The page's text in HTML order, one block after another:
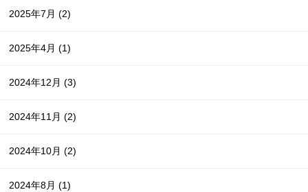
2025年7月(2)
2025年4月(1)
2024年12月(3)
2024年11月(2)
2024年10月(2)
2024年8月(1)